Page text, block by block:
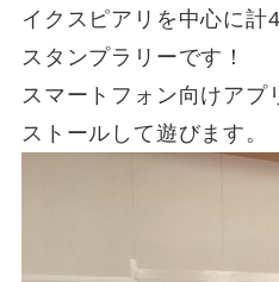
イクスピアリを中心に計
スタンプラリーです！
スマートフォン向けア
ストールして遊びます。